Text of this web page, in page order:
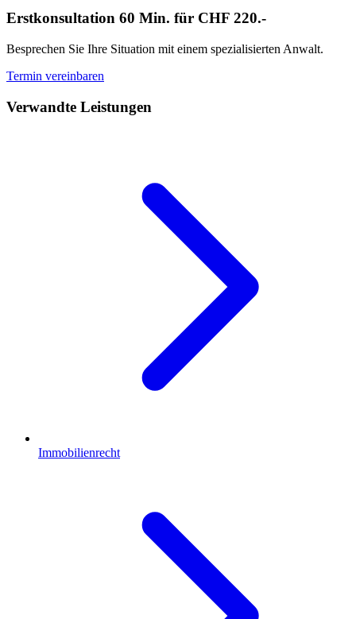
Erstkonsultation 60 Min. für CHF 220.-
Besprechen Sie Ihre Situation mit einem spezialisierten Anwalt.
Termin vereinbaren
Verwandte Leistungen
Immobilienrecht